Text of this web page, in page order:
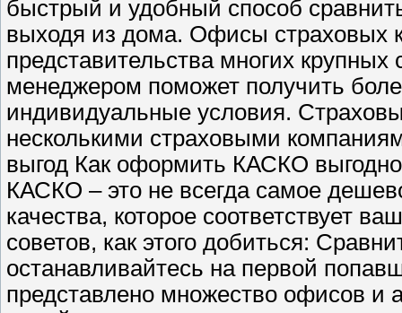
быстрый и удобный способ
выходя из дома. Офисы страховых
представительства многих
менеджером поможет получить
индивидуальные условия.
несколькими страховыми
выгод Как оформить КАСКО
КАСКО – это не всегда самое
качества, которое соответствует
советов, как этого добиться:
останавливайтесь на первой
представлено множество офисов и